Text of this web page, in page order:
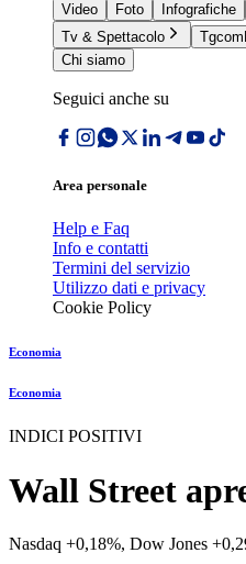
Video
Foto Infografiche
Tv & Spettacolo
Chi siamo
Seguici anche su
Area personale
Help e Faq
Info e contatti
Termini del servizio
Utilizzo dati e privacy
Cookie Policy
Economia
Economia
INDICI POSITIVI
Wall Street
Nasdaq +0,18%, Dow Jones